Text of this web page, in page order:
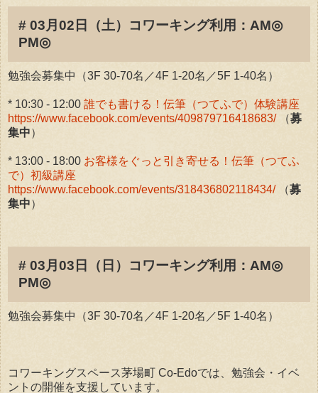
# 03月02日（土）コワーキング利用：AM◎
PM◎
勉強会募集中（3F 30-70名／4F 1-20名／5F 1-40名）
* 10:30 - 12:00 誰でも書ける！伝筆（つてふで）体験講座
https://www.facebook.com/events/409879716418683/（募
集中）
* 13:00 - 18:00 お客様をぐっと引き寄せる！伝筆（つてふ
で）初級講座
https://www.facebook.com/events/318436802118434/（募
集中）
# 03月03日（日）コワーキング利用：AM◎
PM◎
勉強会募集中（3F 30-70名／4F 1-20名／5F 1-40名）
コワーキングスペース茅場町 Co-Edoでは、勉強会・イベ
ントの開催を支援しています。